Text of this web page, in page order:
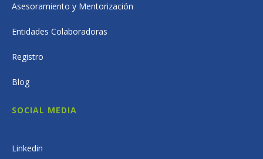
Asesoramiento y Mentorización
Entidades Colaboradoras
Registro
Blog
SOCIAL MEDIA
Linkedin